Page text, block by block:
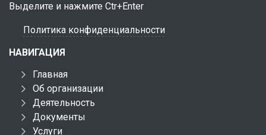
Выделите и нажмите Ctr+Enter
Политика конфиденциальности
НАВИГАЦИЯ
Главная
Об организации
Деятельность
Документы
Услуги